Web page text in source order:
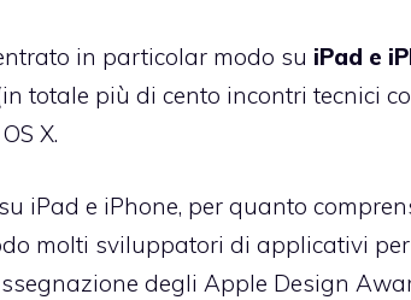
in particolar modo su iPad e
totale più di cento incontri tecnici
X.
iPad e iPhone, per quanto
molti sviluppatori di applicativi per
degli Apple Design